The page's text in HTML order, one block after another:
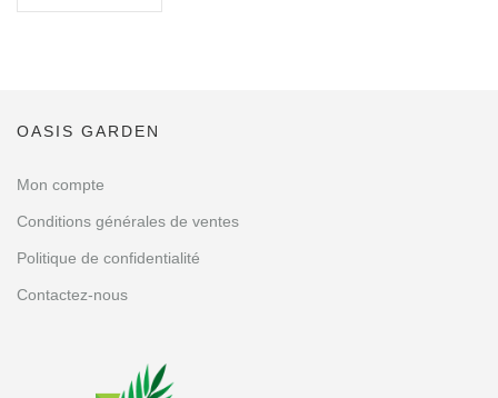
OASIS GARDEN
Mon compte
Conditions générales de ventes
Politique de confidentialité
Contactez-nous